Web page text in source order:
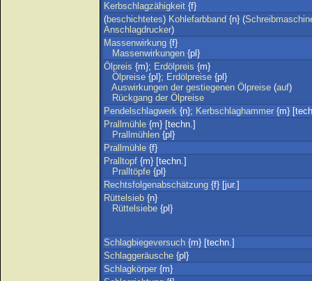
Kerbschlagzähigkeit {f}
(beschichtetes) Kohlefarbband {n} (
Anschlagdrucker)
Massenwirkung {f}
Massenwirkungen {pl}
Ölpreis {m}; Erdölpreis {m}
Ölpreise {pl}; Erdölpreise {pl}
Auswirkungen der gestiegenen Ölpreise (auf)
Rückgang der Ölpreise
Pendelschlagwerk {n}; Kerbschlaghammer {m}
Prallmühle {m} [techn.]
Prallmühlen {pl}
Prallmühle {f}
Pralltopf {m} [techn.]
Pralltöpfe {pl}
Rechtsfolgenabschätzung {f} [jur.]
Rüttelsieb {n}
Rüttelsiebe {pl}
Schlagbiegeversuch {m} [techn.]
Schlaggeräusche {pl}
Schlagkörper {m}